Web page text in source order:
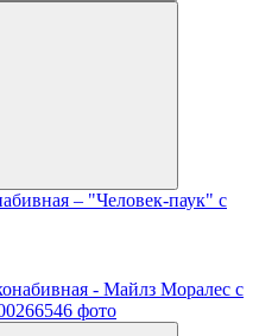
– "Человек-паук" с